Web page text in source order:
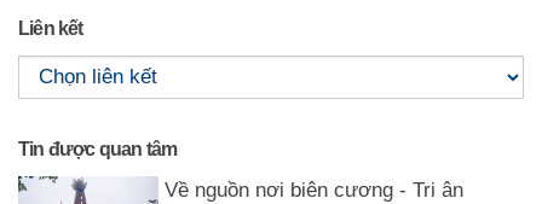
Liên kết
Tin được quan tâm
Về nguồn nơi biên cương - Tri ân